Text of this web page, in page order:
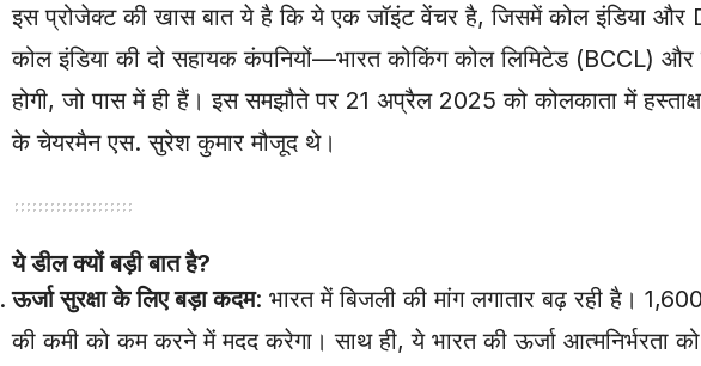
इस प्रोजेक्ट की खास बात ये है कि ये एक जॉइंट वेंचर है, जिसमें कोल इंडिया और
कोल इंडिया की दो सहायक कंपनियों—भारत कोकिंग कोल लिमिटेड (BCCL)
होगी, जो पास में ही हैं। इस समझौते पर 21 अप्रैल 2025 को कोलकाता में
के चेयरमैन एस. सुरेश कुमार मौजूद थे।
ये डील क्यों बड़ी बात है?
ऊर्जा सुरक्षा के लिए बड़ा कदम: भारत में बिजली की मांग लगातार बढ़ रही है।
की कमी को कम करने में मदद करेगा। साथ ही, ये भारत की ऊर्जा आत्मनिर्भरता